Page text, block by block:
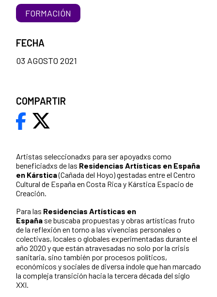
Artistas seleccionadxs para ser apoyadxs como
beneficiadxs de las Residencias Artísticas en España
en Kárstica(Cañada del Hoyo) gestadas entreel Centro
Cultural de España en Costa Rica y Kárstica Espacio de
Creación.
Para las Residencias Artísticas en
España se buscaba propuestas y obras artísticas fruto
de la reflexión en torno a las vivencias personales o
colectivas, locales o globales experimentadas durante el
año 2020 y que están atravesadas no solo por la crisis
sanitaria, sino también por procesos políticos,
económicos y sociales de diversa índole que han marcado
la compleja transición hacia la tercera década del siglo
XXI.
FORMACIÓN
FECHA
03 AGOSTO 2021
COMPARTIR